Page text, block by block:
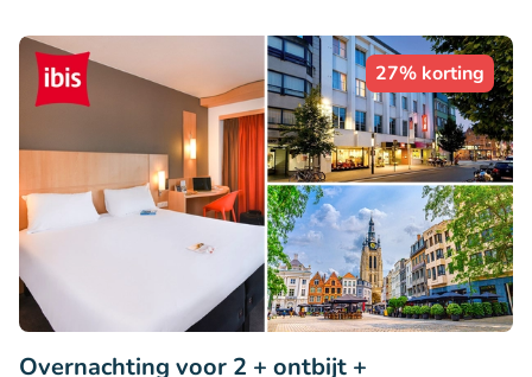
27% korting
Overnachting voor 2 + ontbijt +